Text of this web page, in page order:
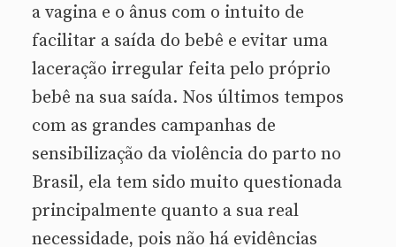
a vagina e o ânus com o intuito de
facilitar a saída do bebê e evitar uma
laceração irregular feita pelo próprio
bebê na sua saída. Nos últimos tempos
com as grandes campanhas de
sensibilização da violência do parto no
Brasil, ela tem sido muito questionada
principalmente quanto a sua real
necessidade, pois não há evidências